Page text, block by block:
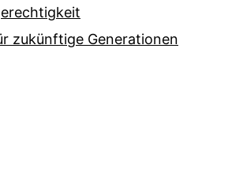
zukünftige Generationen